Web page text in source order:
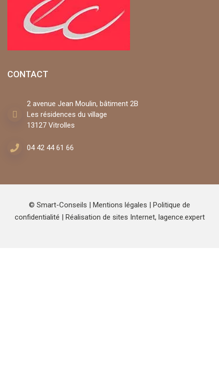
CONTACT
2 avenue Jean Moulin, bâtiment 2B
Les résidences du village
13127 Vitrolles
04 42 44 61 66
© Smart-Conseils | Mentions légales | Politique de
confidentialité | Réalisation de sites Internet, lagence.expert